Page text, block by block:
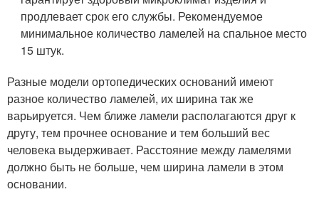
продлевает срок его службы. Рекомендуемое
минимальное количество ламелей на спальное место
15 штук.
Разные модели ортопедических оснований имеют
разное количество ламелей, их ширина так же
варьируется. Чем ближе ламели располагаются друг к
другу, тем прочнее основание и тем больший вес
человека выдерживает. Расстояние между ламелями
должно быть не больше, чем ширина ламели в этом
основании.